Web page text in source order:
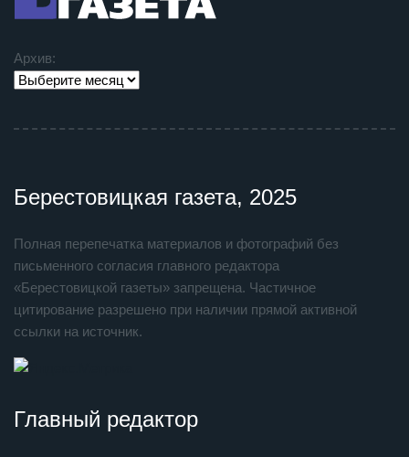
Архив:
Берестовицкая газета, 2025
Полная перепечатка материалов и фотографий без
письменного согласия главного редактора
«Берестовицкой газеты» запрещена. Частичное
цитирование разрешено при наличии прямой активной
ссылки на источник.
Главный редактор